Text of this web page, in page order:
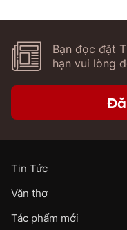
Bạn đọc đặt
hạn vui lòng
Tin Tức
Văn thơ
Tác phẩm mới